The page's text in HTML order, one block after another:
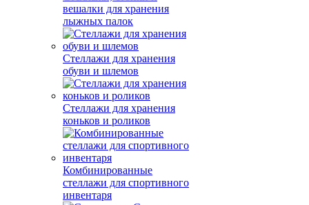
вешалки для хранения
лыжных палок
Стеллажи для хранения
обуви и шлемов
Стеллажи для хранения
коньков и роликов
Комбинированные
стеллажи для спортивного
инвентаря